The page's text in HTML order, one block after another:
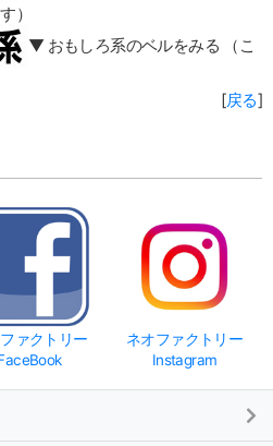
）
▼ おもしろ系のベルをみる （こ
[戻る]
ァクトリー
ネオファクトリー
Instagram